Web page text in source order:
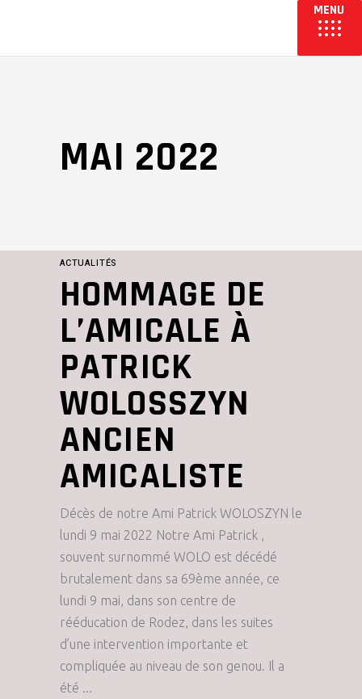
MAI 2022
ACTUALITÉS
HOMMAGE DE
L’AMICALE À
PATRICK
WOLOSSZYN
ANCIEN
AMICALISTE
Décès de notre Ami Patrick WOLOSZYN le
lundi 9 mai 2022 Notre Ami Patrick ,
souvent surnommé WOLO est décédé
brutalement dans sa 69ème année, ce
lundi 9 mai, dans son centre de
rééducation de Rodez, dans les suites
d’une intervention importante et
compliquée au niveau de son genou. Il a
été